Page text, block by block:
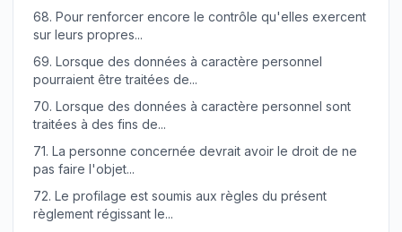
68. Pour renforcer encore le contrôle qu'elles exercent
sur leurs propres...
69. Lorsque des données à caractère personnel
pourraient être traitées de...
70. Lorsque des données à caractère personnel sont
traitées à des fins de...
71. La personne concernée devrait avoir le droit de ne
pas faire l'objet...
72. Le profilage est soumis aux règles du présent
règlement régissant le...